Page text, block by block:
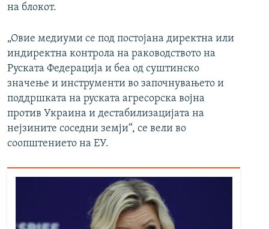
на блокот.
„Овие медиуми се под постојана директна или
индиректна контрола на раководството на
Руската Федерација и беа од суштинско
значење и инструменти во започнувањето и
поддршката на руската агресорска војна
против Украина и дестабилизацијата на
нејзините соседни земји“, се вели во
соопштението на ЕУ.